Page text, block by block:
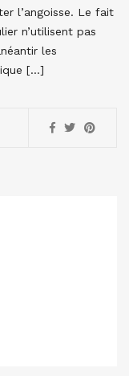
l’angoisse. Le fait
n’utilisent pas
les
[…]